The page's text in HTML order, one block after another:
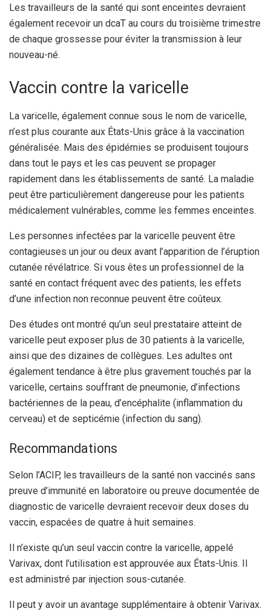
Les travailleurs de la santé qui sont enceintes devraient
également recevoir un dcaT au cours du troisième trimestre
de chaque grossesse pour éviter la transmission à leur
nouveau-né.
Vaccin contre la varicelle
La varicelle, également connue sous le nom de varicelle,
n’est plus courante aux États-Unis grâce à la vaccination
généralisée. Mais des épidémies se produisent toujours
dans tout le pays et les cas peuvent se propager
rapidement dans les établissements de santé. La maladie
peut être particulièrement dangereuse pour les patients
médicalement vulnérables, comme les femmes enceintes.
Les personnes infectées par la varicelle peuvent être
contagieuses un jour ou deux avant l’apparition de l’éruption
cutanée révélatrice. Si vous êtes un professionnel de la
santé en contact fréquent avec des patients, les effets
d’une infection non reconnue peuvent être coûteux.
Des études ont montré qu’un seul prestataire atteint de
varicelle peut exposer plus de 30 patients à la varicelle,
ainsi que des dizaines de collègues. Les adultes ont
également tendance à être plus gravement touchés par la
varicelle, certains souffrant de pneumonie, d’infections
bactériennes de la peau, d’encéphalite (inflammation du
cerveau) et de septicémie (infection du sang).
Recommandations
Selon l’ACIP, les travailleurs de la santé non vaccinés sans
preuve d’immunité en laboratoire ou preuve documentée de
diagnostic de varicelle devraient recevoir deux doses du
vaccin, espacées de quatre à huit semaines.
Il n’existe qu’un seul vaccin contre la varicelle, appelé
Varivax, dont l’utilisation est approuvée aux États-Unis. Il
est administré par injection sous-cutanée.
Il peut y avoir un avantage supplémentaire à obtenir Varivax.